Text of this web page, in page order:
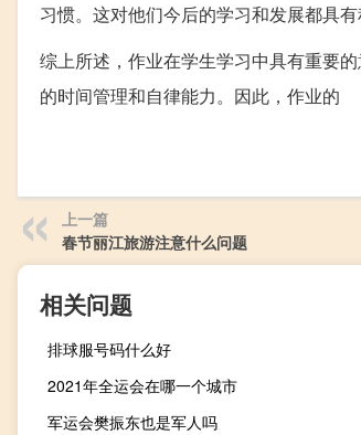
习惯。这对他们今后的学习和发展都具有
综上所述，作业在学生学习中具有重要
的时间管理和自律能力。因此，作业的
上一篇
春节丽江旅游注意什么问题
相关问题
排球服号码什么好
2021年全运会在哪一个城市
军运会樊振东也是军人吗